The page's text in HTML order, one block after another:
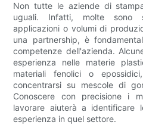
Non tutte le aziende di
uguali. Infatti, molte sono
applicazioni o volumi di
una partnership, è
competenze dell'azienda.
esperienza nelle materie
materiali fenolici o
concentrarsi su mescole di
Conoscere con precisione i
lavorare aiuterà a identificare
esperienza in quel settore.